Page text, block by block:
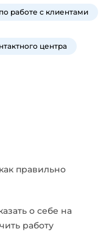
работе с клиентами
центра
правильно
о себе на
работу